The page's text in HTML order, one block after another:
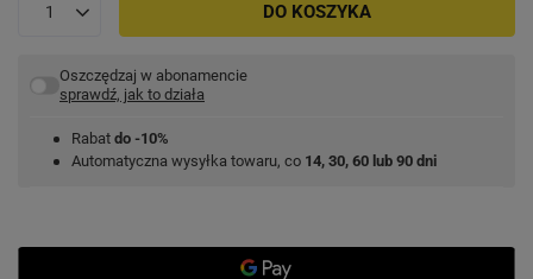
DO KOSZYKA
Oszczędzaj w abonamencie
sprawdź, jak to działa
Rabat do -10%
Automatyczna wysyłka towaru, co 14, 30, 60 lub 90 dni